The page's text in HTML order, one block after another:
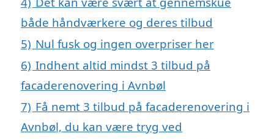
både håndværkere og deres tilbud
5) Nul fusk og ingen overpriser her
6) Indhent altid mindst 3 tilbud på
facaderenovering i Avnbøl
7) Få nemt 3 tilbud på facaderenovering i
Avnbøl, du kan være tryg ved